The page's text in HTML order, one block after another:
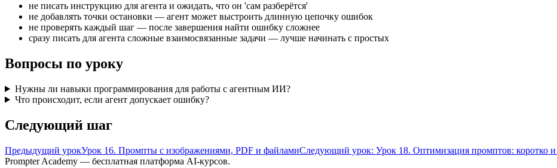
не писать инструкцию для агента и ожидать, что он 'сам разберётся'
не добавлять точки остановки — агент может выстроить длинную цепочку ошибок
не проверять каждый шаг — после завершения найти ошибку сложнее
сразу писать для агента сложные взаимосвязанные задачи — лучше начинать с простых
Вопросы по уроку
Нужны ли навыки программирования для работы с агентным ИИ?
Что происходит, если агент допускает ошибку?
Следующий шаг
Предыдущий урокУрок 16. Промпты с изображениями, PDF и файламиСледующий урок: Урок 18. Оптимизация промптов: коротко и
Prompter Academy — бесплатная платформа AI-курсов.